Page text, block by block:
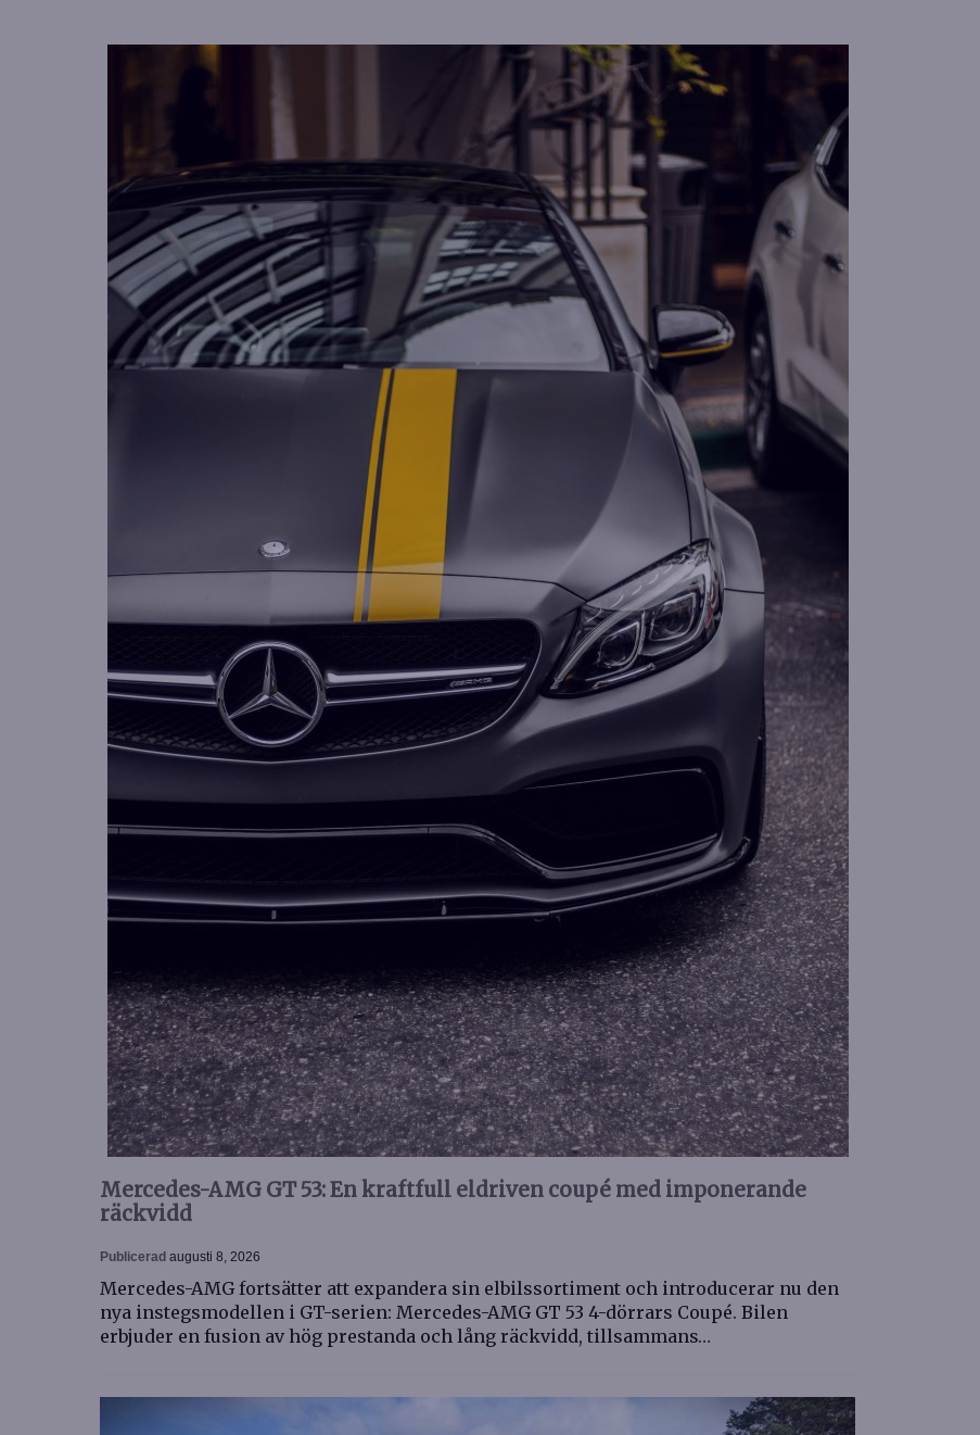
Mercedes-AMG GT 53: En kraftfull eldriven coupé med imponerande
räckvidd
Publicerad augusti 8, 2026
Mercedes-AMG fortsätter att expandera sin elbilssortiment och introducerar nu den
nya instegsmodellen i GT-serien: Mercedes-AMG GT 53 4-dörrars Coupé. Bilen
erbjuder en fusion av hög prestanda och lång räckvidd, tillsammans…